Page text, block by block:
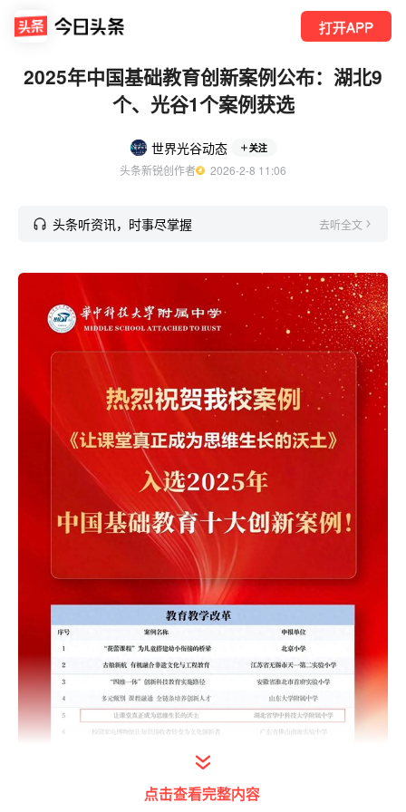
打开APP
2025年中国基础教育创新案例公布：湖北9
个、光谷1个案例获选
世界光谷动态 关注
头条新锐创作者
  2026-2-8 11:06
头条听资讯，时事尽掌握 去听全文
点击查看完整内容